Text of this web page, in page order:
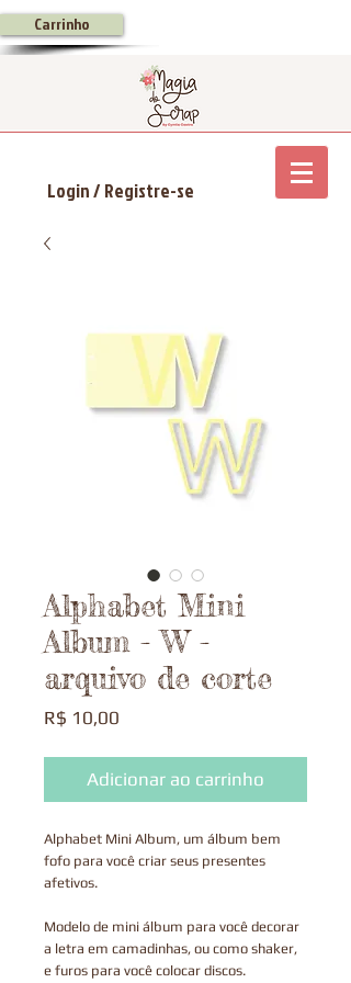
Carrinho
Login / Registre-se
Alphabet Mini
Album - W -
arquivo de corte
R$ 10,00
Adicionar ao carrinho
Alphabet Mini Album, um álbum bem
fofo para você criar seus presentes
afetivos.
Modelo de mini álbum para você decorar
a letra em camadinhas, ou como shaker,
e furos para você colocar discos.